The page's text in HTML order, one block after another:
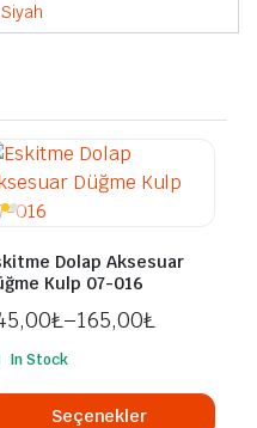
Dolap Aksesuar
Kulp 07-016
₺–165,00₺
In Stock
Seçenekler